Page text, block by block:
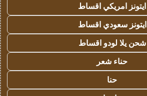
ايتونز امريكي اقساط
ايتونز سعودي اقساط
شحن يلا لودو اقساط
حناء شعر
حنا